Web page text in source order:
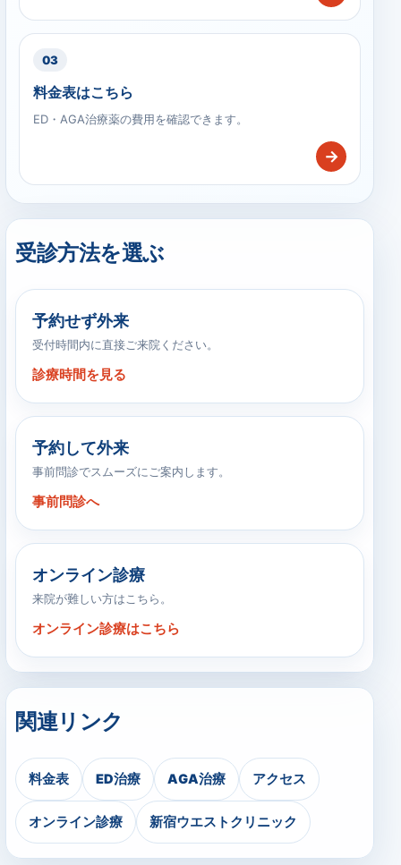
03
料金表はこちら
ED・AGA治療薬の費用を確認できます。
→
受診方法を選ぶ
予約せず外来
受付時間内に直接ご来院ください。
診療時間を見る
予約して外来
事前問診でスムーズにご案内します。
事前問診へ
オンライン診療
来院が難しい方はこちら。
オンライン診療はこちら
関連リンク
料金表 ED治療 AGA治療 アクセス
オンライン診療 新宿ウエストクリニック